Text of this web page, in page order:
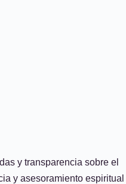
y transparencia sobre el
y asesoramiento espiritual